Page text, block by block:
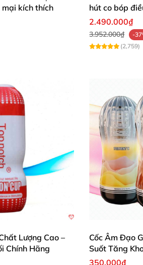
đạo là những vân sóng gấp
mại cho cảm giác thực tế
Cup Tenga được làm từ chất
, giúp tối đa hóa trải cảm giác khi
mại kích thích
hút co bóp
2.490.000₫
3.952.000₫
-
(2,759)
Lượng Cao –
Chính Hãng
Cốc Âm Đạo
Suốt Tăng
350.000₫